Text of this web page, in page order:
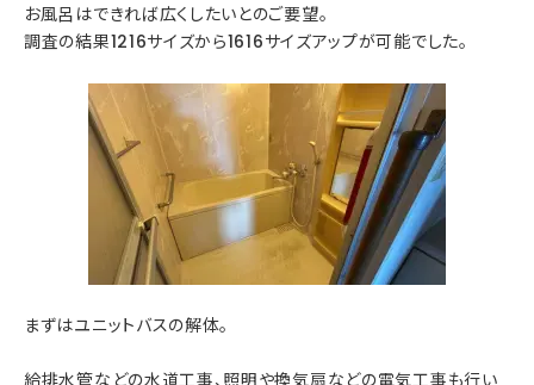
お風呂はできれば広くしたいとのご要望。
調査の結果1216サイズから1616サイズアップが可能でした。
まずはユニットバスの解体。
給排水管などの水道工事、照明や換気扇などの電気工事も行い